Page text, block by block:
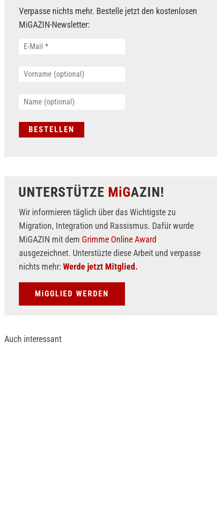
Verpasse nichts mehr. Bestelle jetzt den kostenlosen
MiGAZIN-Newsletter:
UNTERSTÜTZE MiGAZIN!
Wir informieren täglich über das Wichtigste zu
Migration, Integration und Rassismus. Dafür wurde
MiGAZIN mit dem Grimme Online Award
ausgezeichnet. Unterstüzte diese Arbeit und verpasse
nichts mehr: Werde jetzt Mitglied.
MiGGLIED WERDEN
Auch interessant